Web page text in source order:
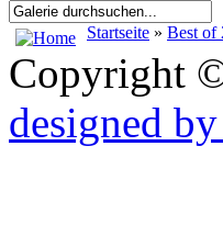
Startseite » Best of
Copyright
designed